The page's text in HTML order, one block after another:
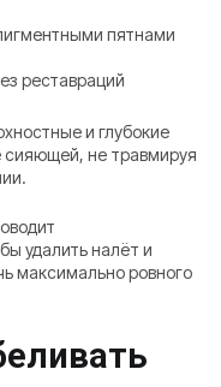
пятнами
реставраций
и глубокие
сияющей, не травмируя
удалить налёт и
максимально ровного